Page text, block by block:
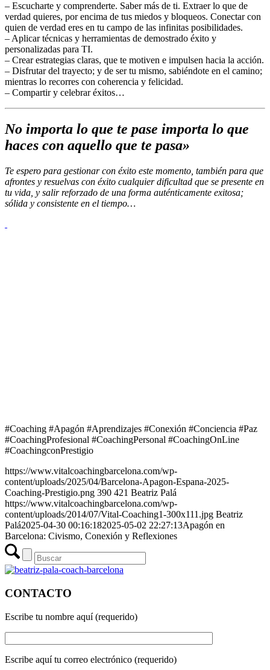
– Escucharte y comprenderte. Saber más de ti. Extraer lo que de
verdad quieres, por encima de tus miedos y bloqueos. Conectar con
quien de verdad eres en tu campo de las infinitas posibilidades.
– Aplicar técnicas y herramientas de demostrado éxito y
personalizadas para TI.
– Crear estrategias claras, que te motiven e impulsen hacia la acción.
– Disfrutar del trayecto; y de ser tu mismo, sabiéndote en el camino;
mientras lo recorres con coherencia y felicidad.
– Compartir y celebrar éxitos…
No importa lo que te pase importa lo que
haces con aquello que te pasa»
Te espero para gestionar con éxito este momento, también para que
afrontes y resuelvas con éxito cualquier dificultad que se presente en
tu vida, y salir reforzado de una forma auténticamente exitosa;
sólida y consistente en el tiempo…
#Coaching #Apagón #Aprendizajes #Conexión #Conciencia #Paz
#CoachingProfesional #CoachingPersonal #CoachingOnLine
#CoachingconPrestigio
https://www.vitalcoachingbarcelona.com/wp-
content/uploads/2025/04/Barcelona-Apagon-Espana-2025-
Coaching-Prestigio.png 390 421 Beatriz Palá
https://www.vitalcoachingbarcelona.com/wp-
content/uploads/2014/07/Vital-Coaching1-300x111.jpg Beatriz
Palá2025-04-30 00:16:182025-05-02 22:27:13Apagón en
Barcelona: Civismo, Conexión y Reflexiones
CONTACTO
Escribe tu nombre aquí (requerido)
Escribe aquí tu correo electrónico (requerido)